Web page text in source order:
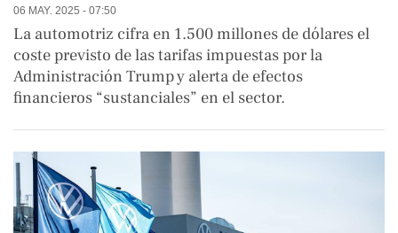
06 MAY. 2025 - 07:50
La automotriz cifra en 1.500 millones de dólares el
coste previsto de las tarifas impuestas por la
Administración Trump y alerta de efectos
financieros “sustanciales” en el sector.